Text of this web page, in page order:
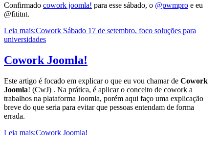
Confirmado cowork joomla! para esse sábado, o @pwmpro e eu
@fititnt.
Leia mais:Cowork Sábado 17 de setembro, foco soluções para
universidades
Cowork Joomla!
Este artigo é focado em explicar o que eu vou chamar de Cowork
Joomla! (CwJ) . Na prática, é aplicar o conceito de cowork a
trabalhos na plataforma Joomla, porém aqui faço uma explicação
breve do que seria para evitar que pessoas entendam de forma
errada.
Leia mais:Cowork Joomla!